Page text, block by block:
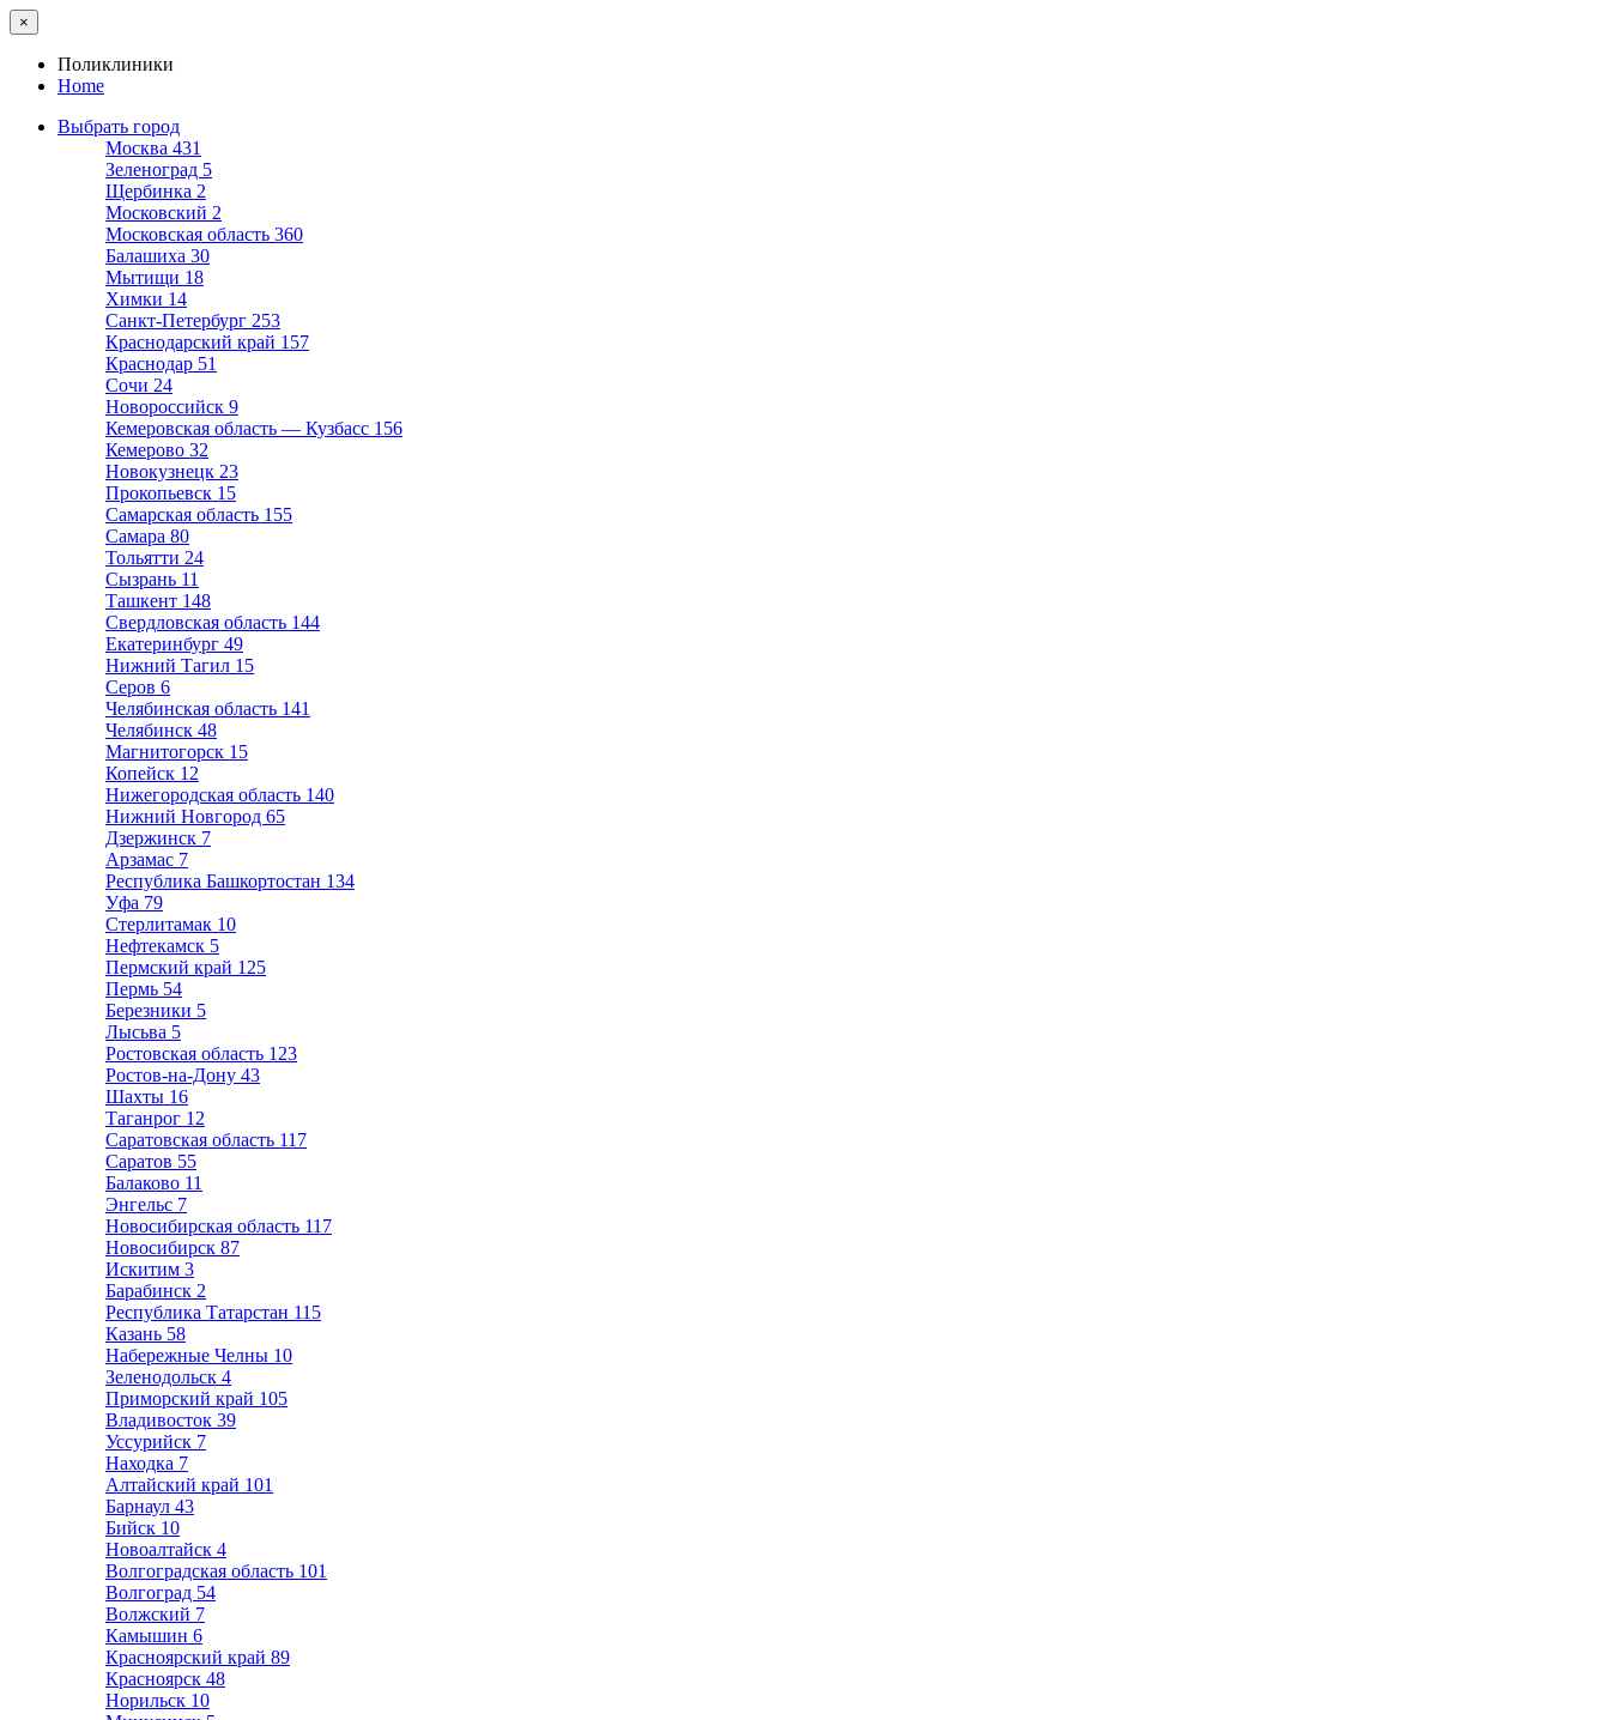
×
Поликлиники
Home
Выбрать город
Москва 431
Зеленоград 5
Щербинка 2
Московский 2
Московская область 360
Балашиха 30
Мытищи 18
Химки 14
Санкт-Петербург 253
Краснодарский край 157
Краснодар 51
Сочи 24
Новороссийск 9
Кемеровская область — Кузбасс 156
Кемерово 32
Новокузнецк 23
Прокопьевск 15
Самарская область 155
Самара 80
Тольятти 24
Сызрань 11
Ташкент 148
Свердловская область 144
Екатеринбург 49
Нижний Тагил 15
Серов 6
Челябинская область 141
Челябинск 48
Магнитогорск 15
Копейск 12
Нижегородская область 140
Нижний Новгород 65
Дзержинск 7
Арзамас 7
Республика Башкортостан 134
Уфа 79
Стерлитамак 10
Нефтекамск 5
Пермский край 125
Пермь 54
Березники 5
Лысьва 5
Ростовская область 123
Ростов-на-Дону 43
Шахты 16
Таганрог 12
Саратовская область 117
Саратов 55
Балаково 11
Энгельс 7
Новосибирская область 117
Новосибирск 87
Искитим 3
Барабинск 2
Республика Татарстан 115
Казань 58
Набережные Челны 10
Зеленодольск 4
Приморский край 105
Владивосток 39
Уссурийск 7
Находка 7
Алтайский край 101
Барнаул 43
Бийск 10
Новоалтайск 4
Волгоградская область 101
Волгоград 54
Волжский 7
Камышин 6
Красноярский край 89
Красноярск 48
Норильск 10